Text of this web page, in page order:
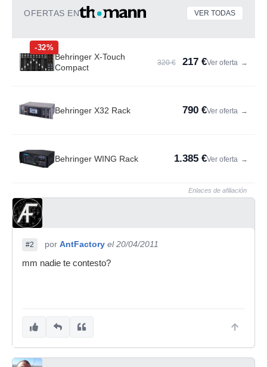
OFERTAS EN VER TODAS
-32%
Behringer X-Touch
Compact
320 € 217 €Ver oferta →
Behringer X32 Rack 790 €Ver oferta →
Behringer WING Rack 1.385 €Ver oferta →
Enlaces de afiliación
#2 por AntFactory el 20/04/2011
mm nadie te contesto?